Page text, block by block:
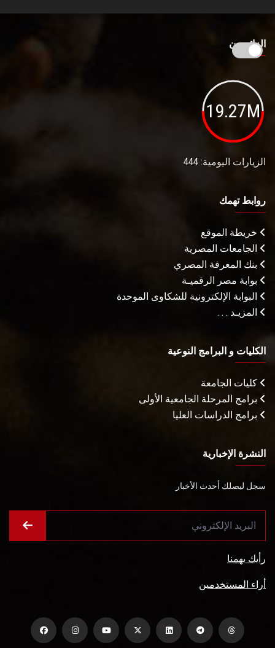
الزائـرون
19.27M
الزيارات اليومية: 444
روابط تهمك
خريطة الموقع
الجامعات المصرية
بنك المعرفة المصري
بوابة مصر الرقميـة
البوابة الإلكترونية للشكاوى الموحدة
المزيـد . . .
الكليات و البرامج النوعية
كليات الجامعة
برامج المرحلة الجامعية الأولى
برامج الدراسات العليا
النشرة الإخبارية
سجل ليصلك أحدث الأخبار
رأيك يهمنا
أراء المستخدمين